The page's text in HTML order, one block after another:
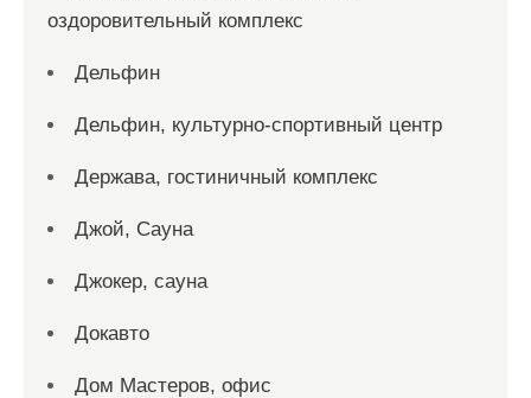
оздоровительный комплекс
Дельфин
Дельфин, культурно-спортивный центр
Держава, гостиничный комплекс
Джой, Сауна
Джокер, сауна
Докавто
Дом Мастеров, офис